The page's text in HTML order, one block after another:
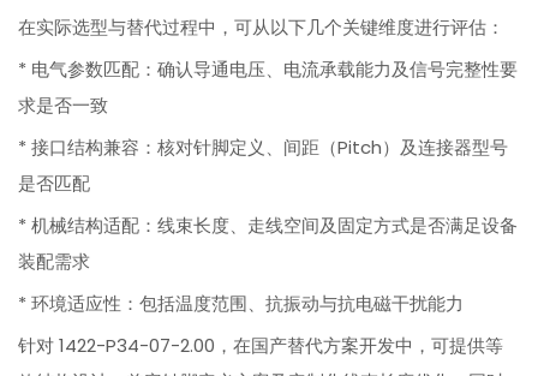
在实际选型与替代过程中，可从以下几个关键维度进行评估：
* 电气参数匹配：确认导通电压、电流承载能力及信号完整性要
求是否一致
* 接口结构兼容：核对针脚定义、间距（Pitch）及连接器型号
是否匹配
* 机械结构适配：线束长度、走线空间及固定方式是否满足设备
装配需求
* 环境适应性：包括温度范围、抗振动与抗电磁干扰能力
针对 1422-P34-07-2.00，在国产替代方案开发中，可提供等